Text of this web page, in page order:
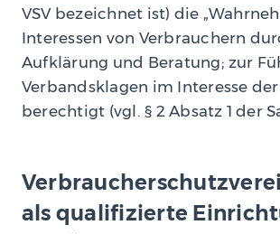
VSV bezeichnet ist) die
Interessen von Verbrauchern
Aufklärung und Beratung; zur
Verbandsklagen im Interesse
berechtigt (vgl. § 2 Absatz 1 der
als qualifizierte